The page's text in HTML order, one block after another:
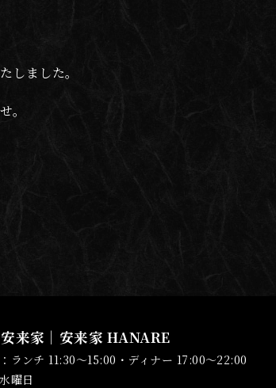
しました。
。
来家｜安来家 HANARE
ランチ 11:30～15:00・ディナー 17:00～22:00
曜日